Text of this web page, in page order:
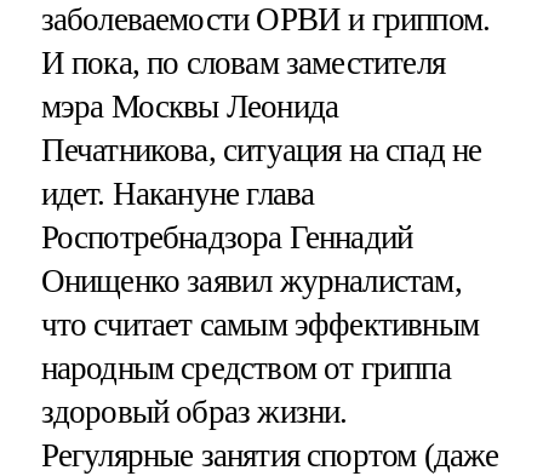
заболеваемости ОРВИ и гриппом.
И пока, по словам заместителя
мэра Москвы Леонида
Печатникова, ситуация на спад не
идет. Накануне глава
Роспотребнадзора Геннадий
Онищенко заявил журналистам,
что считает самым эффективным
народным средством от гриппа
здоровый образ жизни.
Регулярные занятия спортом (даже